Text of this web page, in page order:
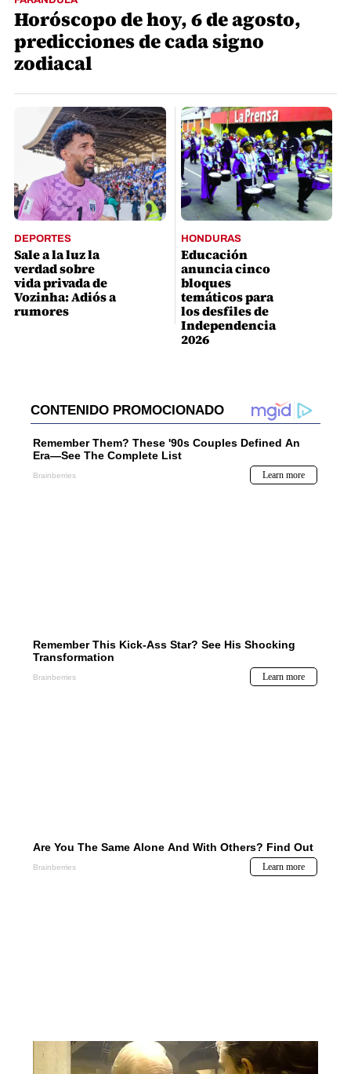
Horóscopo de hoy, 6 de agosto,
predicciones de cada signo
zodiacal
DEPORTES
Sale a la luz la
verdad sobre
vida privada de
Vozinha: Adiós a
rumores
HONDURAS
Educación
anuncia cinco
bloques
temáticos para
los desfiles de
Independencia
2026